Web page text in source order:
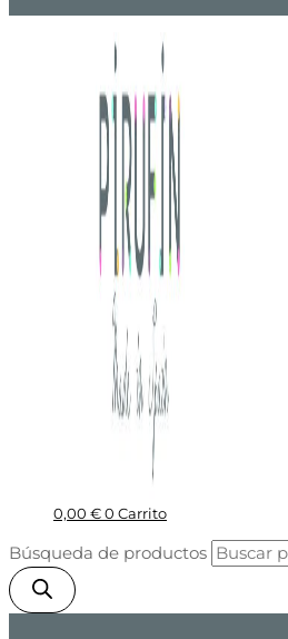
0,00 € 0 Carrito
Búsqueda de productos